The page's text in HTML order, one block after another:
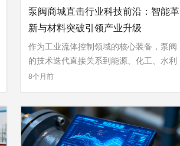
泵阀商城直击行业科技前沿：智能革
新与材料突破引领产业升级
作为工业流体控制领域的核心装备，泵阀
的技术迭代直接关系到能源、化工、水利
...
»
8个月前